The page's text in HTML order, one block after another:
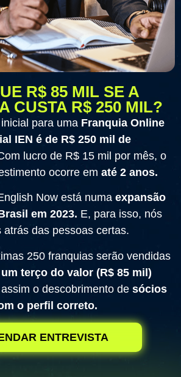
R$ 85 MIL SE A
CUSTA R$ 250 MIL?
para uma Franquia Online
IEN é de R$ 250 mil de
lucro de R$ 15 mil por mês, o
ocorre em até 2 anos.
Now está numa expansão
em 2023. E, para isso, nós
atrás das pessoas certas.
250 franquias serão vendidas
um terço do valor (R$ 85 mil)
o descobrimento de sócios
o perfil correto.
ENTREVISTA